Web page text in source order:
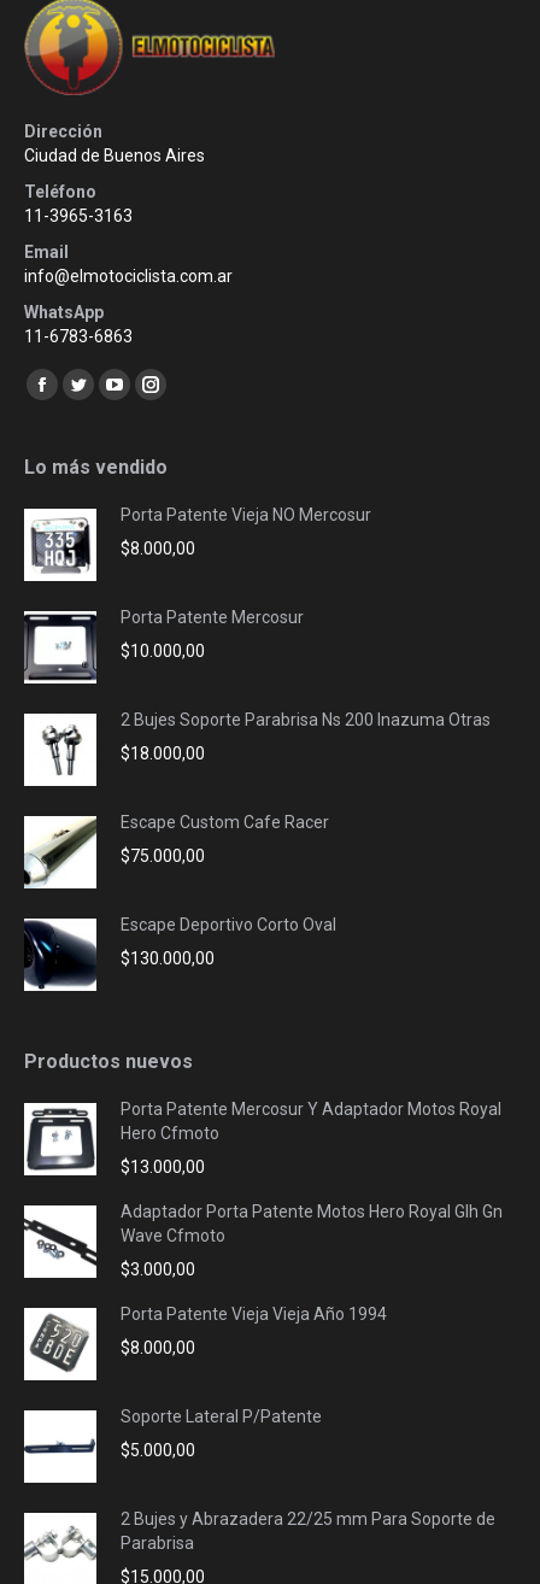
Dirección
Ciudad de Buenos Aires
Teléfono
11-3965-3163
Email
info@elmotociclista.com.ar
WhatsApp
11-6783-6863
Encuéntranos en:
Facebook
opens
new
window
Twitter
opens
new
window
YouTube
opens
new
window
Instagram
opens
new
window
Lo más vendido
Porta Patente Vieja NO Mercosur
$8.000,00
Porta Patente Mercosur
$10.000,00
2 Bujes Soporte Parabrisa Ns 200 Inazuma Otras
$18.000,00
Escape Custom Cafe Racer
$75.000,00
Escape Deportivo Corto Oval
$130.000,00
Productos nuevos
Porta Patente Mercosur Y Adaptador Motos Royal
Hero Cfmoto
$13.000,00
Adaptador Porta Patente Motos Hero Royal Glh Gn
Wave Cfmoto
$3.000,00
Porta Patente Vieja Vieja Año 1994
$8.000,00
Soporte Lateral P/Patente
$5.000,00
2 Bujes y Abrazadera 22/25 mm Para Soporte de
Parabrisa
$15.000,00